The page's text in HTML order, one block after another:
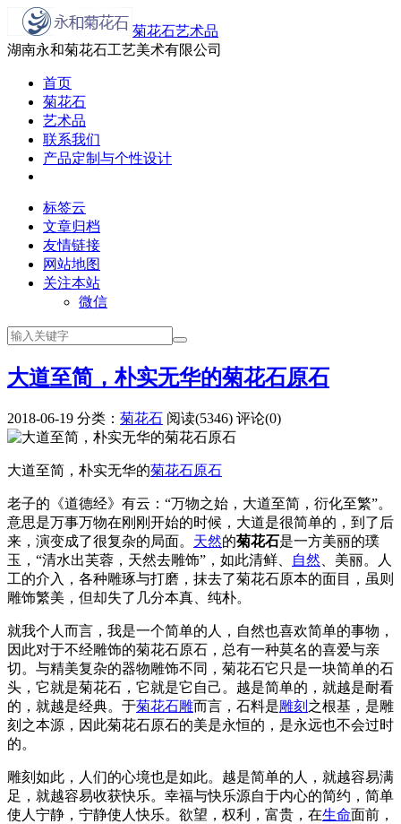
菊花石艺术品
湖南永和菊花石工艺美术有限公司
首页
菊花石
艺术品
联系我们
产品定制与个性设计
标签云
文章归档
友情链接
网站地图
关注本站
微信
大道至简，朴实无华的菊花石原石
2018-06-19 分类： 菊花石 阅读(5346) 评论(0)
大道至简，朴实无华的菊花石原石
老子的《道德经》有云：“万物之始，大道至简，衍化至繁”。
意思是万事万物在刚刚开始的时候，大道是很简单的，到了后
来，演变成了很复杂的局面。 天然的菊花石是一方美丽的璞
玉，“清水出芙蓉，天然去雕饰”，如此清鲜、
自然 、美丽。人
工的介入，各种雕琢与打磨，抹去了菊花石原本的面目，虽则
雕饰繁美，但却失了几分本真、纯朴。
就我个人而言，我是一个简单的人，自然也喜欢简单的事物，
因此对于不经雕饰的菊花石原石，总有一种莫名的喜爱与亲
切。与精美复杂的器物雕饰不同，菊花石它只是一块简单的石
头，它就是菊花石，它就是它自己。越是简单的，就越是耐看
的，就越是经典。于菊花石雕而言，石料是雕刻 之根基，是雕
刻之本源，因此菊花石原石的美是永恒的，是永远也不会过时
的。
雕刻如此，人们的心境也是如此。越是简单的人，就越容易满
足，就越容易收获快乐。幸福与快乐源自于内心的简约，简单
使人宁静，宁静使人快乐。欲望，权利，富贵，在生命面前，